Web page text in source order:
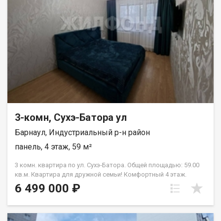
ремонт в подъезде. Для этой квартиры я помогу оформить
Ипотеку от 15 Прописанных нет. 2 собственника. Несколько
собственников, никто не прописан Если не дозвонились -
пишите сообщение. Возможен обмен на вашу недвижимость.
Возможна продажа в рассрочку. При звонке, пожалуйста,
сообщите номер варианта - JV003022111710.
3-комн, Сухэ-Батора ул
Барнаул, Индустриальный р-н район
панель, 4 этаж, 59 м²
3 комн. квартира по ул. Сухэ-Батора. Общей площадью: 59.00
кв.м. Квартира для дружной семьи! Комфортный 4 этаж.
Отличное состояние. Свежий ламинат, новые обои, натяжные
потолки. Засткленные балкон и лоджия добавляют комфорта
Имеется оборудованная гардеробная. Квартира очень уютная,
6 499 000 ₽